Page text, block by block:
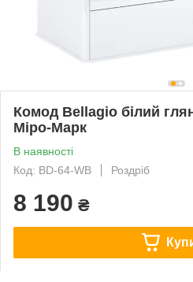
Комод Bellagio білий
Міро-Марк
В наявності
Код: BD-64-WB
Роздріб
8 190 ₴